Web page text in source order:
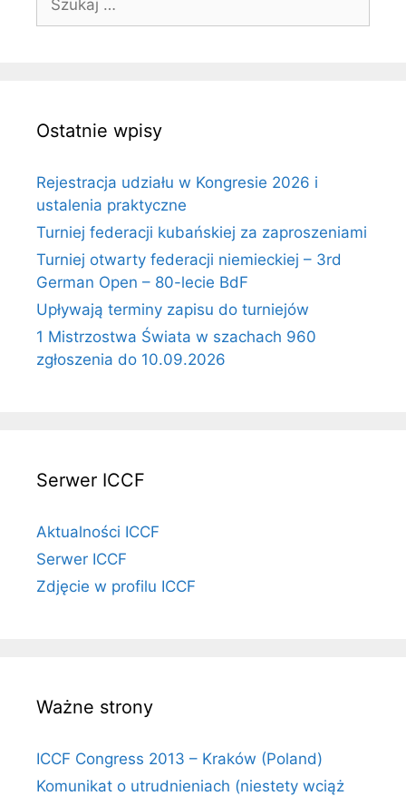
Ostatnie wpisy
Rejestracja udziału w Kongresie 2026 i
ustalenia praktyczne
Turniej federacji kubańskiej za zaproszeniami
Turniej otwarty federacji niemieckiej – 3rd
German Open – 80-lecie BdF
Upływają terminy zapisu do turniejów
1 Mistrzostwa Świata w szachach 960
zgłoszenia do 10.09.2026
Serwer ICCF
Aktualności ICCF
Serwer ICCF
Zdjęcie w profilu ICCF
Ważne strony
ICCF Congress 2013 – Kraków (Poland)
Komunikat o utrudnieniach (niestety wciąż